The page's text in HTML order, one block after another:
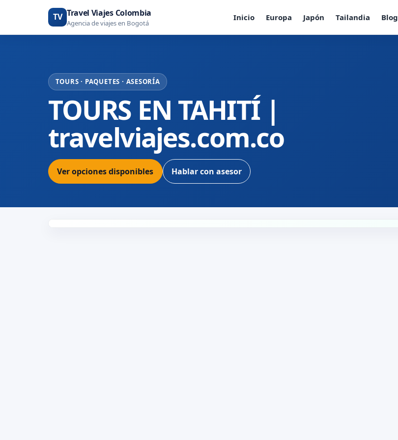
TV Travel Viajes Colombia
Agencia de viajes en Bogotá
Inicio Europa Japón Tailandia Blog
TOURS · PAQUETES · ASESORÍA
TOURS EN TAHITÍ |
travelviajes.com.co
Ver opciones disponibles Hablar con asesor